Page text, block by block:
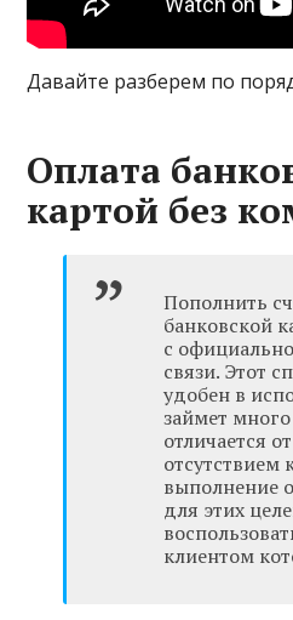
Давайте разберем по
Оплата
картой без
Пополнить
банковской
с
связи. Этот
удобен в
займет
отличается
отсутствием
выполнение
для этих
клиентом